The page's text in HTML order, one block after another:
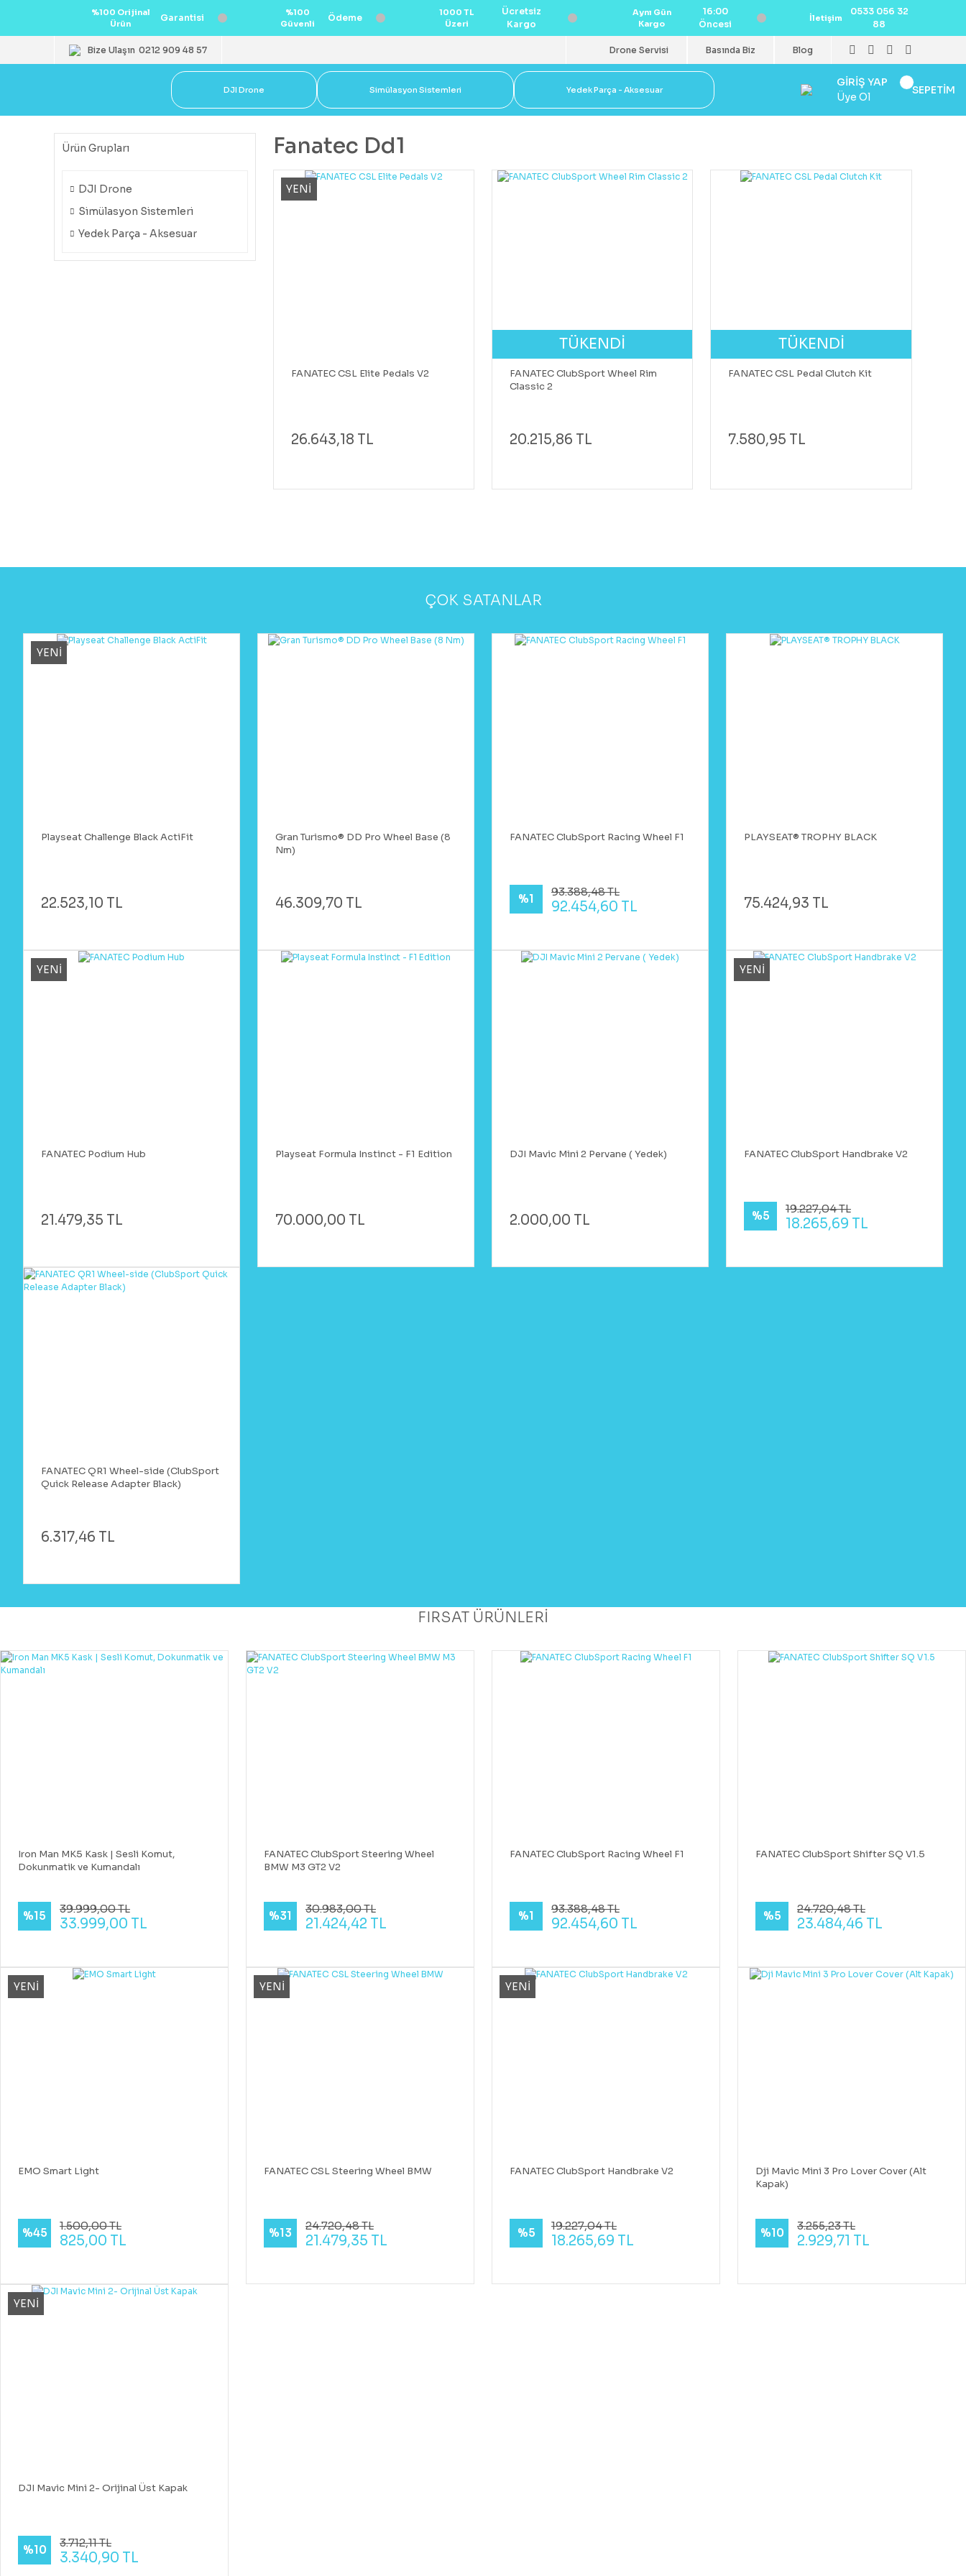
%100 Orijinal
Ürün
Garantisi
%100
Güvenli
Ödeme
1000 TL
Üzeri
Ücretsiz
Kargo
Aynı Gün
Kargo
16:00
Öncesi
İletişim
0533 056 32
88
Bize Ulaşın 0212 909 48 57 Drone Servisi Basında Biz Blog
DJI Drone Simülasyon Sistemleri Yedek Parça - Aksesuar
GİRİŞ YAP
Üye Ol
SEPETİM
Ürün Grupları
DJI Drone
Simülasyon Sistemleri
Yedek Parça - Aksesuar
Fanatec Dd1
YENİ
FANATEC CSL Elite Pedals V2
26.643,18 TL
TÜKENDİ
FANATEC ClubSport Wheel Rim
Classic 2
20.215,86 TL
TÜKENDİ
FANATEC CSL Pedal Clutch Kit
7.580,95 TL
ÇOK SATANLAR
YENİ
Playseat Challenge Black ActiFit
22.523,10 TL
Gran Turismo® DD Pro Wheel Base (8
Nm)
46.309,70 TL
FANATEC ClubSport Racing Wheel F1
%1
93.388,48 TL
92.454,60 TL
PLAYSEAT® TROPHY BLACK
75.424,93 TL
YENİ
FANATEC Podium Hub
21.479,35 TL
Playseat Formula Instinct - F1 Edition
70.000,00 TL
DJI Mavic Mini 2 Pervane ( Yedek)
2.000,00 TL
YENİ
FANATEC ClubSport Handbrake V2
%5
19.227,04 TL
18.265,69 TL
FANATEC QR1 Wheel-side (ClubSport
Quick Release Adapter Black)
6.317,46 TL
FIRSAT ÜRÜNLERİ
Iron Man MK5 Kask | Sesli Komut,
Dokunmatik ve Kumandalı
%15
39.999,00 TL
33.999,00 TL
FANATEC ClubSport Steering Wheel
BMW M3 GT2 V2
%31
30.983,00 TL
21.424,42 TL
FANATEC ClubSport Racing Wheel F1
%1
93.388,48 TL
92.454,60 TL
FANATEC ClubSport Shifter SQ V1.5
%5
24.720,48 TL
23.484,46 TL
YENİ
EMO Smart Light
%45
1.500,00 TL
825,00 TL
YENİ
FANATEC CSL Steering Wheel BMW
%13
24.720,48 TL
21.479,35 TL
YENİ
FANATEC ClubSport Handbrake V2
%5
19.227,04 TL
18.265,69 TL
Dji Mavic Mini 3 Pro Lover Cover (Alt
Kapak)
%10
3.255,23 TL
2.929,71 TL
YENİ
DJI Mavic Mini 2- Orijinal Üst Kapak
%10
3.712,11 TL
3.340,90 TL